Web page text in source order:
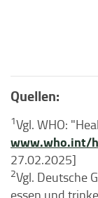
Quellen:
1Vgl. WHO:
www.who.int/
27.02.2025]
2Vgl. Deutsche
essen und